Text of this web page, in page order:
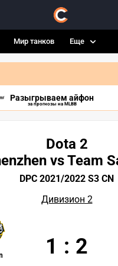
Мир танков Еще
Разыгрываем айфон
за прогнозы на MLBB
Dota 2
vs Team
DPC 2021/2022 S3 CN
Дивизион 2
1 : 2